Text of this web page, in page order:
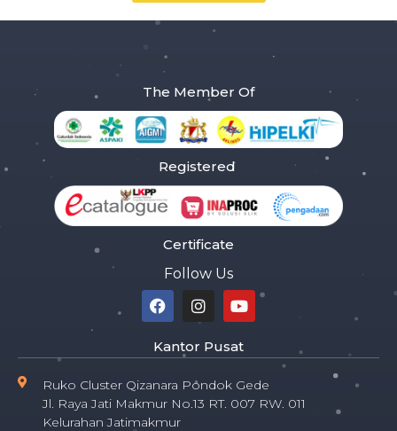
The Member Of
Registered
Certificate
Follow Us
Kantor Pusat
Ruko Cluster Qizanara Pondok Gede
Jl. Raya Jati Makmur No.13 RT. 007 RW. 011
Kelurahan Jatimakmur